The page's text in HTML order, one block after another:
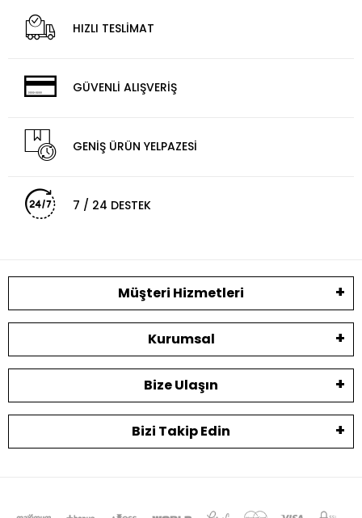
HIZLI TESLİMAT
GÜVENLİ ALIŞVERİŞ
GENİŞ ÜRÜN YELPAZESİ
7 / 24 DESTEK
Müşteri Hizmetleri
Kurumsal
Bize Ulaşın
Bizi Takip Edin